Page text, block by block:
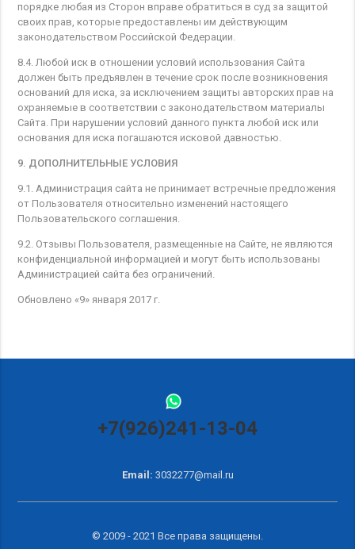
порядке любая из Сторон вправе обратиться в суд за защитой
своих прав, которые предоставлены им действующим
законодательством Российской Федерации.
8.4. Любой иск в отношении условий использования Сайта
должен быть предъявлен в течение срок после возникновения
оснований для иска, за исключением защиты авторских прав на
охраняемые в соответствии с законодательством материалы
Сайта. При нарушении условий данного пункта любой иск или
основания для иска погашаются исковой давностью.
9. ДОПОЛНИТЕЛЬНЫЕ УСЛОВИЯ
9.1. Администрация сайта не принимает встречные предложения
от Пользователя относительно изменений настоящего
Пользовательского соглашения.
9.2. Отзывы Пользователя, размещенные на Сайте, не являются
конфиденциальной информацией и могут быть использованы
Администрацией сайта без ограничений.
Обновлено «9» января 2017 г.
+7(926)241-13-04
Email: 3032277@mail.ru
© 2009 - 2021 Все права защищены.